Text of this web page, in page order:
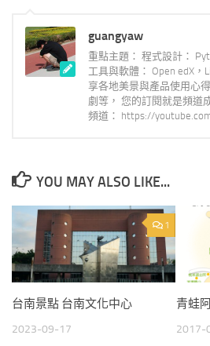
guangyaw
重點主題： 程式設計：
工具與軟體： Open edX，
享各地美景與產品使用心
劇等， 您的訂閱就是頻道
頻道： https://
YOU MAY ALSO LIKE...
1
台南景點 台南文化中心
2023-09-17
青蛙
2017-